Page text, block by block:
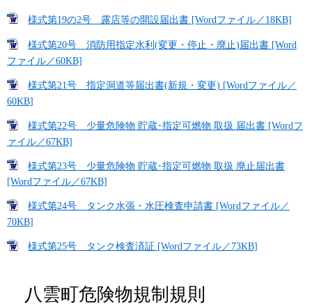
様式第19の2号 露店等の開設届出書 [Wordファイル／18KB]
様式第20号 消防用指定水利(変更・停止・廃止)届出書 [Word
ファイル／60KB]
様式第21号 指定洞道等届出書(新規・変更) [Wordファイル／
60KB]
様式第22号 少量危険物 貯蔵･指定可燃物 取扱 届出書 [Wordフ
ァイル／67KB]
様式第23号 少量危険物 貯蔵･指定可燃物 取扱 廃止届出書
[Wordファイル／67KB]
様式第24号 タンク水張・水圧検査申請書 [Wordファイル／
70KB]
様式第25号 タンク検査済証 [Wordファイル／73KB]
八雲町危険物規制規則